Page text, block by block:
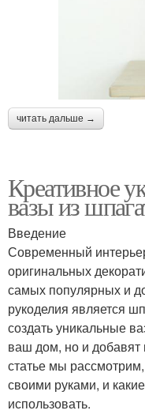
читать дальше →
Креативное
вазы из
Введение
Современный
оригинальных
самых популярных и
рукоделия является
создать уникальные
ваш дом, но и добавят
статье мы
своими руками, и
использовать.